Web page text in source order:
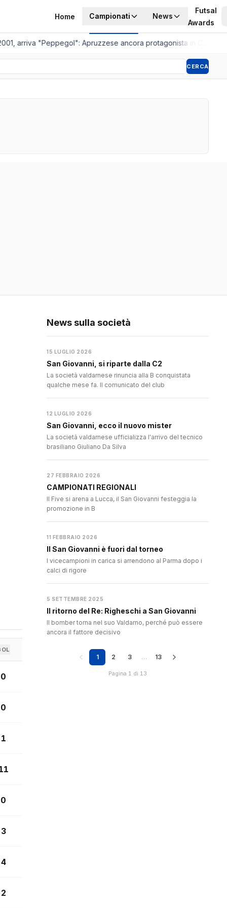
Home Campionati News
Futsal
Awards
arriva "Peppegol": Apruzzese ancora protagonista in C2
CERCA
0
0
1
0
3
4
2
News sulla società
15 LUGLIO 2026
San Giovanni, si riparte dalla C2
La società valdarnese rinuncia alla B conquistata
qualche mese fa. Il comunicato del club
12 LUGLIO 2026
San Giovanni, ecco il nuovo mister
La società valdarnese ufficializza l'arrivo del tecnico
brasiliano Giuliano Da Silva
27 FEBBRAIO 2026
CAMPIONATI REGIONALI
Il Five si arena a Lucca, il San Giovanni festeggia la
promozione in B
11 FEBBRAIO 2026
Il San Giovanni è fuori dal torneo
I vicecampioni in carica si arrendono al Parma dopo i
calci di rigore
5 SETTEMBRE 2025
Il ritorno del Re: Righeschi a San Giovanni
Il bomber torna nel suo Valdarno, perché può essere
ancora il fattore decisivo
1 2 3 … 13
Pagina 1 di 13